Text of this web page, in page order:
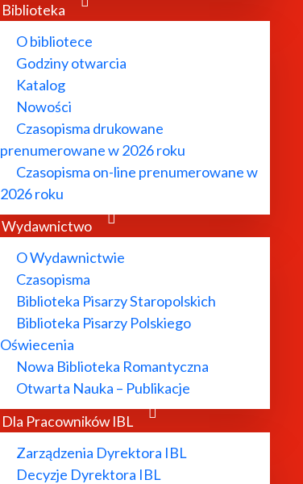
Biblioteka
O bibliotece
Godziny otwarcia
Katalog
Nowości
Czasopisma drukowane
prenumerowane w 2026 roku
Czasopisma on-line prenumerowane w
2026 roku
Wydawnictwo
O Wydawnictwie
Czasopisma
Biblioteka Pisarzy Staropolskich
Biblioteka Pisarzy Polskiego
Oświecenia
Nowa Biblioteka Romantyczna
Otwarta Nauka – Publikacje
Dla Pracowników IBL
Zarządzenia Dyrektora IBL
Decyzje Dyrektora IBL